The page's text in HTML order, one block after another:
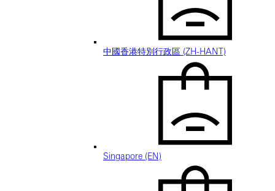
中國香港特別行政區 (ZH-HANT)
Singapore (EN)